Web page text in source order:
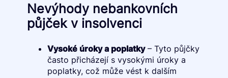
Nevýhody nebankovních
půjček v insolvenci
Vysoké úroky a poplatky– Tyto půjčky
často přicházejí s vysokými úroky a
poplatky, což může vést k dalším